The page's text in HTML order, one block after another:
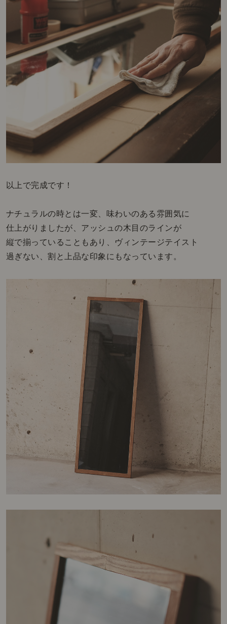
以上で完成です！
ナチュラルの時とは一変、味わいのある雰囲気に
仕上がりましたが、アッシュの木目のラインが
縦で揃っていることもあり、ヴィンテージテイスト
過ぎない、割と上品な印象にもなっています。